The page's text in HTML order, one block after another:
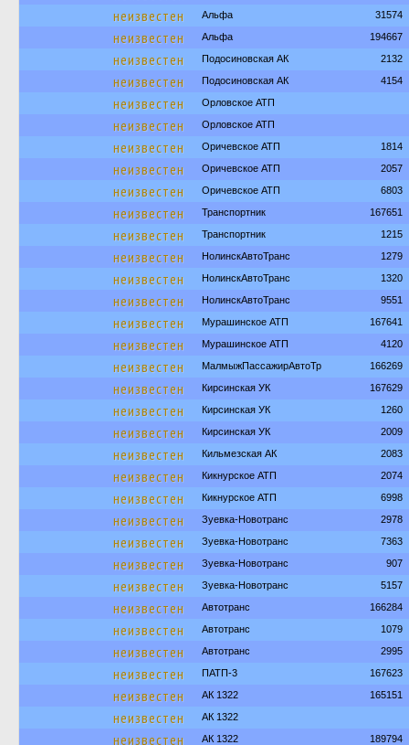
неизвестен
Альфа 31574
неизвестен Альфа 194667
неизвестен Подосиновская АК 2132
неизвестен Подосиновская АК 4154
неизвестен Орловское АТП
неизвестен Орловское АТП
неизвестен Оричевское АТП 1814
неизвестен Оричевское АТП 2057
неизвестен Оричевское АТП 6803
неизвестен Транспортник 167651
неизвестен Транспортник 1215
неизвестен НолинскАвтоТранс 1279
неизвестен НолинскАвтоТранс 1320
неизвестен НолинскАвтоТранс 9551
неизвестен Мурашинское АТП 167641
неизвестен Мурашинское АТП 4120
неизвестен МалмыжПассажирАвтоТр 166269
неизвестен Кирсинская УК 167629
неизвестен Кирсинская УК 1260
неизвестен Кирсинская УК 2009
неизвестен Кильмезская АК 2083
неизвестен Кикнурское АТП 2074
неизвестен Кикнурское АТП 6998
неизвестен Зуевка-Новотранс 2978
неизвестен Зуевка-Новотранс 7363
неизвестен Зуевка-Новотранс 907
неизвестен Зуевка-Новотранс 5157
неизвестен Автотранс 166284
неизвестен Автотранс 1079
неизвестен Автотранс 2995
неизвестен ПАТП-3 167623
неизвестен АК 1322 165151
неизвестен АК 1322
неизвестен АК 1322 189794